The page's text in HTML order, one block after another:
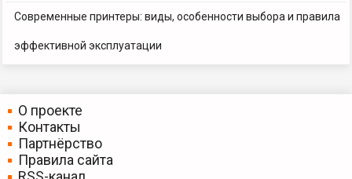
Современные принтеры: виды, особенности выбора и правила
эффективной эксплуатации
О проекте
Контакты
Партнёрство
Правила сайта